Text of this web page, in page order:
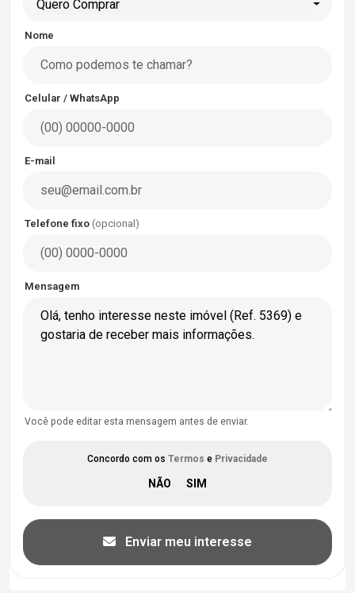
Quero Comprar
Nome
Celular / WhatsApp
E-mail
Telefone fixo (opcional)
Mensagem
Você pode editar esta mensagem antes de enviar.
Concordo com os Termos e Privacidade
Enviar meu interesse